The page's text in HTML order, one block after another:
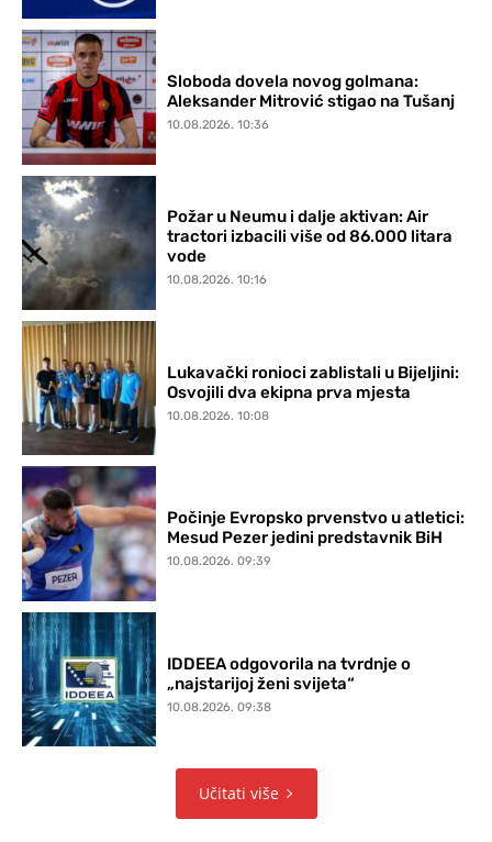
Sloboda dovela novog golmana:
Aleksander Mitrović stigao na Tušanj
10.08.2026. 10:36
Požar u Neumu i dalje aktivan: Air
tractori izbacili više od 86.000 litara
vode
10.08.2026. 10:16
Lukavački ronioci zablistali u Bijeljini:
Osvojili dva ekipna prva mjesta
10.08.2026. 10:08
Počinje Evropsko prvenstvo u atletici:
Mesud Pezer jedini predstavnik BiH
10.08.2026. 09:39
IDDEEA odgovorila na tvrdnje o
„najstarijoj ženi svijeta“
10.08.2026. 09:38
Učitati više